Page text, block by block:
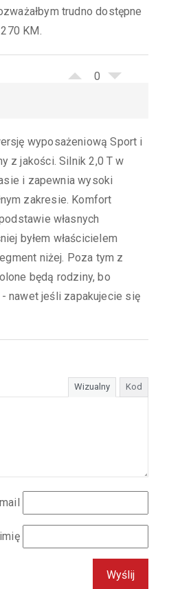
trudno dostępne
KM.
0
wyposażeniową Sport i
z jakości. Silnik 2,0 T w
i zapewnia wysoki
zakresie. Komfort
własnych
byłem właścicielem
niżej. Poza tym z
będą rodziny, bo
nawet jeśli zapakujecie się
Wizualny Kod